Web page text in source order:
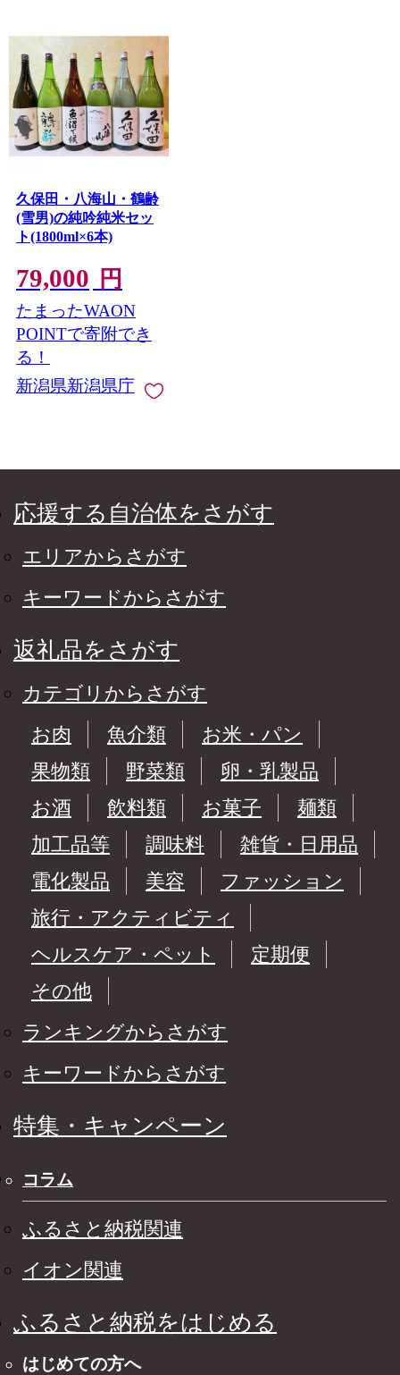
久保田・八海山・鶴齢
(雪男)の純吟純米セッ
ト(1800ml×6本)
79,000 円
たまったWAON
POINTで寄附でき
る！
新潟県新潟県庁
応援する自治体をさがす
エリアからさがす
キーワードからさがす
返礼品をさがす
カテゴリからさがす
お肉
魚介類
お米・パン
果物類
野菜類
卵・乳製品
お酒
飲料類 お菓子
麺類
加工品等
調味料
雑貨・日用品
電化製品
美容
ファッション
旅行・アクティビティ
ヘルスケア・ペット
定期便
その他
ランキングからさがす
キーワードからさがす
特集・キャンペーン
コラム
ふるさと納税関連
イオン関連
ふるさと納税をはじめる
はじめての方へ